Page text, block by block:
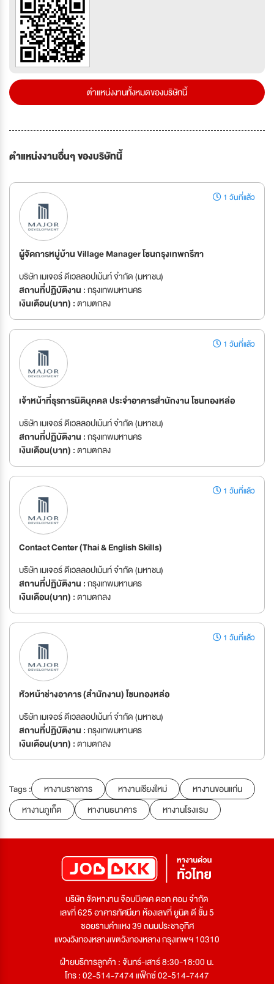
ตำแหน่งงานทั้งหมดของบริษัทนี้
ตำแหน่งงานอื่นๆ ของบริษัทนี้
1 วันที่แล้ว
ผู้จัดการหมู่บ้าน Village Manager โซนกรุงเทพกรีฑา
บริษัท เมเจอร์ ดีเวลลอปเม้นท์ จำกัด (มหาชน)
สถานที่ปฏิบัติงาน :กรุงเทพมหานคร
เงินเดือน(บาท) :ตามตกลง
1 วันที่แล้ว
เจ้าหน้าที่ธุรการนิติบุคคล ประจำอาคารสำนักงาน โซนทองหล่อ
บริษัท เมเจอร์ ดีเวลลอปเม้นท์ จำกัด (มหาชน)
สถานที่ปฏิบัติงาน :กรุงเทพมหานคร
เงินเดือน(บาท) :ตามตกลง
1 วันที่แล้ว
Contact Center (Thai & English Skills)
บริษัท เมเจอร์ ดีเวลลอปเม้นท์ จำกัด (มหาชน)
สถานที่ปฏิบัติงาน :กรุงเทพมหานคร
เงินเดือน(บาท) :ตามตกลง
1 วันที่แล้ว
หัวหน้าช่างอาคาร (สำนักงาน) โซนทองหล่อ
บริษัท เมเจอร์ ดีเวลลอปเม้นท์ จำกัด (มหาชน)
สถานที่ปฏิบัติงาน :กรุงเทพมหานคร
เงินเดือน(บาท) :ตามตกลง
Tags : หางานราชการ หางานเชียงใหม่
หางานขอนแก่น
หางานภูเก็ต
หางานธนาคาร หางานโรงแรม
บริษัท จัดหางาน จ๊อบบีเคเค ดอท คอม จำกัด
เลขที่ 625 อาคารทัศนียา ห้องเลขที่ ยูนิต ดี ชั้น 5
ซอยรามคำแหง 39 ถนนประชาอุทิศ
แขวงวังทองหลางเขตวังทองหลาง กรุงเทพฯ 10310
ฝ่ายบริการลูกค้า : จันทร์-เสาร์ 8:30-18:00 น.
โทร : 02-514-7474 แฟ็กซ์ 02-514-7447